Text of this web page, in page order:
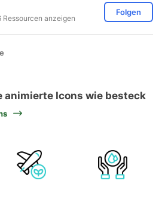
Ressourcen anzeigen
Folgen
animierte Icons wie besteck